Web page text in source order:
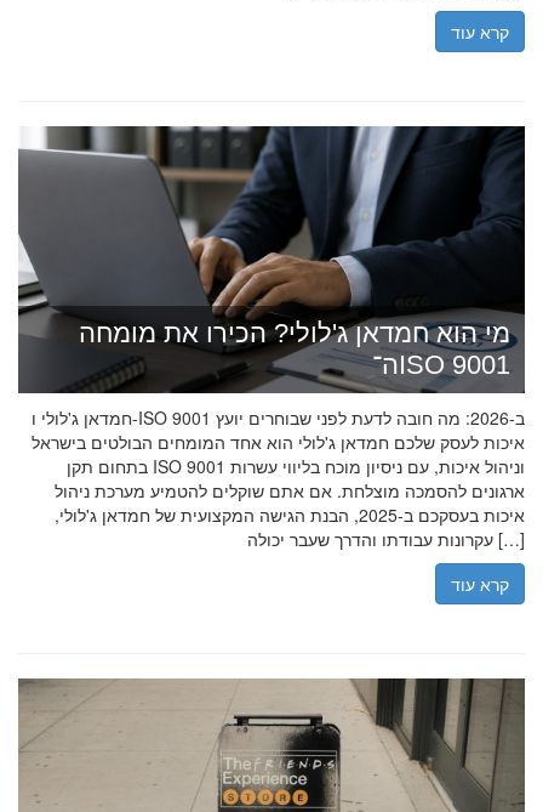
קרא עוד
מי הוא חמדאן ג'לולי? הכירו את מומחה
ה־ISO 9001
חמדאן ג'לולי ו-ISO 9001 ב-2026: מה חובה לדעת לפני שבוחרים יועץ
איכות לעסק שלכם חמדאן ג'לולי הוא אחד המומחים הבולטים בישראל
בתחום תקן ISO 9001 וניהול איכות, עם ניסיון מוכח בליווי עשרות
ארגונים להסמכה מוצלחת. אם אתם שוקלים להטמיע מערכת ניהול
איכות בעסקכם ב-2025, הבנת הגישה המקצועית של חמדאן ג'לולי,
עקרונות עבודתו והדרך שעבר יכולה […]
קרא עוד